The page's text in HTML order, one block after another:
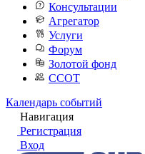
Консультации
Агрегатор
Услуги
Форум
Золотой фонд
ССОТ
Календарь событий
Навигация
Регистрация
Вход